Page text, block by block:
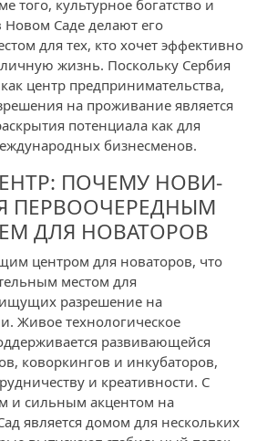
того, культурное богатство и
Новом Саде делают его
для тех, кто хочет эффективно
жизнь. Поскольку Сербия
центр предпринимательства,
на проживание является
потенциала как для
бизнесменов.
ПОЧЕМУ НОВИ-
ПЕРВООЧЕРЕДНЫМ
ДЛЯ НОВАТОРОВ
центром для новаторов, что
местом для
разрешение на
Живое технологическое
развивающейся
коворкингов и инкубаторов,
и креативности. С
и сильным акцентом на
является домом для нескольких